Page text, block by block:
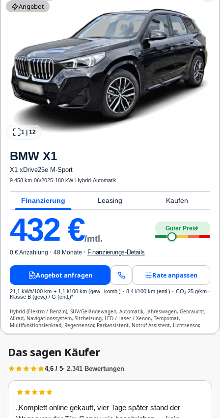
Angebot
1 12
BMW X1
X1 xDrive25e M-Sport
9.458 km·06/2025· 180 kW· Hybrid·Automatik
Finanzierung Leasing Kaufen
432 €/mtl.
Guter Preis4
0 € Anzahlung · 48 Monate · Finanzierungs-Details
Angebot anfragen Rate anpassen
21,1 kWh/100 km + 1,1 l/100 km (gew., komb.) · 8,4 l/100 km (entl.) · CO₂ 25 g/km ·
Klasse B (gew.) / G (entl.)*
Hybrid (Elektro / Benzin), SUV/Geländewagen, Automatik, Jahreswagen, Gebraucht,
Allrad, Navigationssystem, Sitzheizung, LED / Laser / Xenon, Tempomat,
Multifunktionslenkrad, Regensensor, Parkassistent, Notruf-Assistent, Lichtsensor,
Start/Stopp-Automatik, Bluetooth, Freisprecheinrichtung, ESP, ABS, Klimatisierung,
Das sagen Käufer
4,6 / 5· 2.341 Bewertungen
„Komplett online gekauft, vier Tage später stand der